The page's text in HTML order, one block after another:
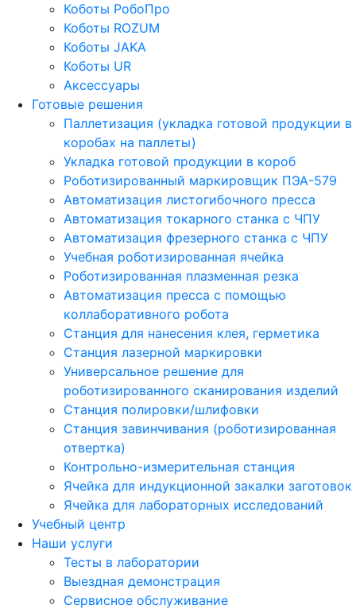
Коботы РобоПро
Коботы ROZUM
Коботы JAKA
Коботы UR
Аксессуары
Готовые решения
Паллетизация (укладка готовой продукции в
коробах на паллеты)
Укладка готовой продукции в короб
Роботизированный маркировщик ПЭА-579
Автоматизация листогибочного пресса
Автоматизация токарного станка с ЧПУ
Автоматизация фрезерного станка с ЧПУ
Учебная роботизированная ячейка
Роботизированная плазменная резка
Автоматизация пресса с помощью
коллаборативного робота
Станция для нанесения клея, герметика
Станция лазерной маркировки
Универсальное решение для
роботизированного сканирования изделий
Станция полировки/шлифовки
Станция завинчивания (роботизированная
отвертка)
Контрольно-измерительная станция
Ячейка для индукционной закалки заготовок
Ячейка для лабораторных исследований
Учебный центр
Наши услуги
Тесты в лаборатории
Выездная демонстрация
Сервисное обслуживание